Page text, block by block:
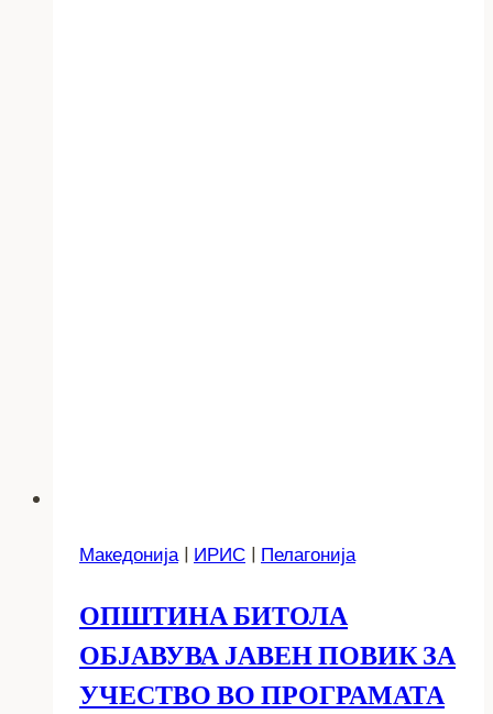
Македонија| ИРИС | Пелагонија
ОПШТИНА БИТОЛА
ОБЈАВУВА ЈАВЕН ПОВИК ЗА
УЧЕСТВО ВО ПРОГРАМАТА